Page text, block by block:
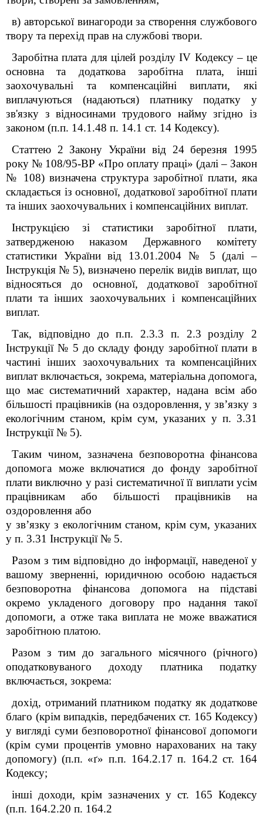
в) авторської винагороди за створення службового
твору та перехід прав на службові твори.
Заробітна плата для цілей розділу IV Кодексу – це
основна та додаткова заробітна плата, інші
заохочувальні та компенсаційні виплати, які
виплачуються (надаються) платнику податку у
зв'язку з відносинами трудового найму згідно із
законом (п.п. 14.1.48 п. 14.1 ст. 14 Кодексу).
Статтею 2 Закону України від 24 березня 1995
року № 108/95-ВР «Про оплату праці» (далі – Закон
№ 108) визначена структура заробітної плати, яка
складається із основної, додаткової заробітної плати
та інших заохочувальних і компенсаційних виплат.
Інструкцією зі статистики заробітної плати,
затвердженою наказом Державного комітету
статистики України від 13.01.2004 № 5 (далі –
Інструкція № 5), визначено перелік видів виплат, що
відносяться до основної, додаткової заробітної
плати та інших заохочувальних і компенсаційних
виплат.
Так, відповідно до п.п. 2.3.3 п. 2.3 розділу 2
Інструкції № 5 до складу фонду заробітної плати в
частині інших заохочувальних та компенсаційних
виплат включається, зокрема, матеріальна допомога,
що має систематичний характер, надана всім або
більшості працівників (на оздоровлення, у зв’язку з
екологічним станом, крім сум, указаних у п. 3.31
Інструкції № 5).
Таким чином, зазначена безповоротна фінансова
допомога може включатися до фонду заробітної
плати виключно у разі систематичної її виплати усім
працівникам або більшості працівників на
оздоровлення або
у зв’язку з екологічним станом, крім сум, указаних
у п. 3.31 Інструкції № 5.
Разом з тим відповідно до інформації, наведеної у
вашому зверненні, юридичною особою надається
безповоротна фінансова допомога на підставі
окремо укладеного договору про надання такої
допомоги, а отже така виплата не може вважатися
заробітною платою.
Разом з тим до загального місячного (річного)
оподатковуваного доходу платника податку
включається, зокрема:
дохід, отриманий платником податку як додаткове
благо (крім випадків, передбачених ст. 165 Кодексу)
у вигляді суми безповоротної фінансової допомоги
(крім суми процентів умовно нарахованих на таку
допомогу) (п.п. «ґ» п.п. 164.2.17 п. 164.2 ст. 164
Кодексу;
інші доходи, крім зазначених у ст. 165 Кодексу
(п.п. 164.2.20 п. 164.2